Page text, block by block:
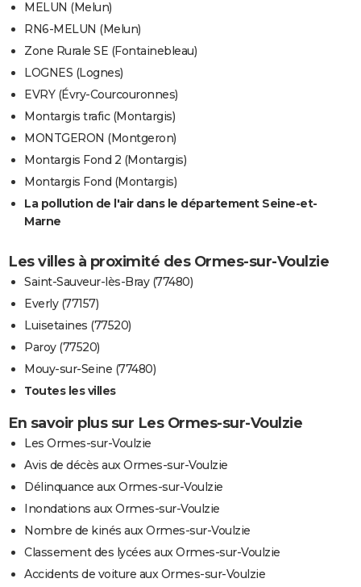
MELUN (Melun)
RN6-MELUN (Melun)
Zone Rurale SE (Fontainebleau)
LOGNES (Lognes)
EVRY (Évry-Courcouronnes)
Montargis trafic (Montargis)
MONTGERON (Montgeron)
Montargis Fond 2 (Montargis)
Montargis Fond (Montargis)
La pollution de l'air dans le département Seine-et-
Marne
Les villes à proximité des Ormes-sur-Voulzie
Saint-Sauveur-lès-Bray (77480)
Everly (77157)
Luisetaines (77520)
Paroy (77520)
Mouy-sur-Seine (77480)
Toutes les villes
En savoir plus sur Les Ormes-sur-Voulzie
Les Ormes-sur-Voulzie
Avis de décès aux Ormes-sur-Voulzie
Délinquance aux Ormes-sur-Voulzie
Inondations aux Ormes-sur-Voulzie
Nombre de kinés aux Ormes-sur-Voulzie
Classement des lycées aux Ormes-sur-Voulzie
Accidents de voiture aux Ormes-sur-Voulzie